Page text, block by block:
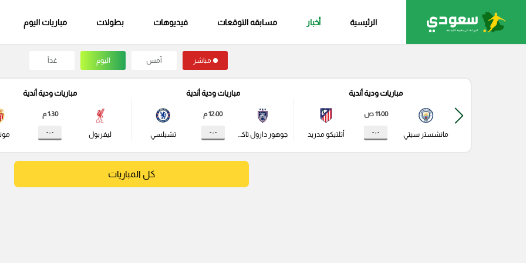
الرئيسية أخبار مسابقه التوقعات فيديوهات بطولات مباريات اليوم
مباشر أمس اليوم غداً
مباريات ودية أندية
مانشستر سيتي
11:00 ص
- : - أتلتيكو مدريد
مباريات ودية أندية
جوهور دارول تاكزيم
12:00 م
- : - تشيلسي
مباريات ودية أندية
ليفربول
1:30 م
- : -
كل المباريات